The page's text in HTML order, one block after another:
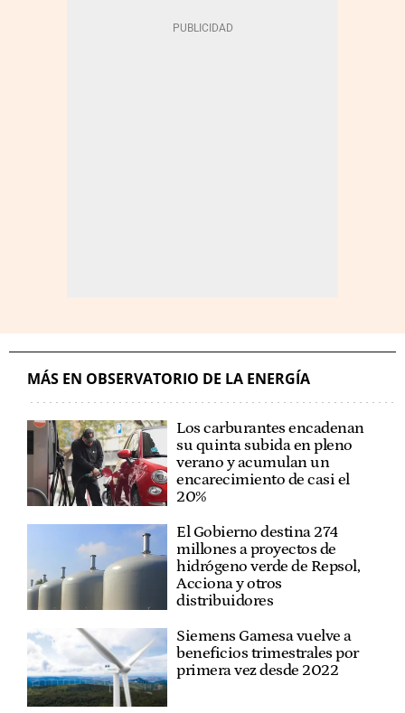
MÁS EN OBSERVATORIO DE LA ENERGÍA
Los carburantes encadenan
su quinta subida en pleno
verano y acumulan un
encarecimiento de casi el
20%
El Gobierno destina 274
millones a proyectos de
hidrógeno verde de Repsol,
Acciona y otros
distribuidores
Siemens Gamesa vuelve a
beneficios trimestrales por
primera vez desde 2022